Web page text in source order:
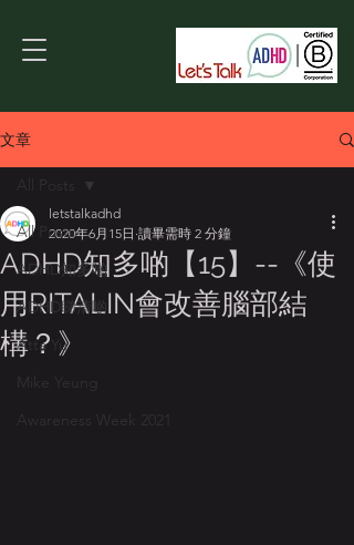
文章
All Posts
ADHD知多啲
ADHD睇清啲
Atta Yu
Mike Yeung
Awareness Week 2021
ADHD知多啲【15】--《使
用RITALIN會改善腦部結
構？》
letstalkadhd
2020年6月15日 讀畢需時 2 分鐘